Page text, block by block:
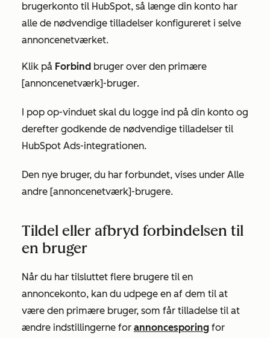
brugerkonto til HubSpot, så længe din konto har
alle de nødvendige tilladelser konfigureret i selve
annoncenetværket.
Klik på Forbind bruger over den primære
[annoncenetværk]-bruger.
I pop op-vinduet skal du logge ind på din konto og
derefter godkende de nødvendige tilladelser til
HubSpot Ads-integrationen.
Den nye bruger, du har forbundet, vises under Alle
andre [annoncenetværk]-brugere.
Tildel eller afbryd forbindelsen til
en bruger
Når du har tilsluttet flere brugere til en
annoncekonto, kan du udpege en af dem til at
være den primære bruger, som får tilladelse til at
ændre indstillingerne for annoncesporing for